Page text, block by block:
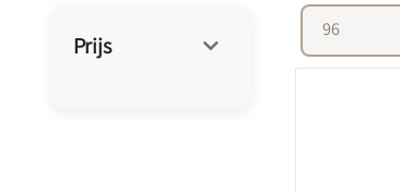
Prijs